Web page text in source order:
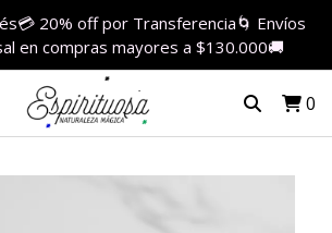
20% off por Transferencia🌀 Envíos
en compras mayores a $130.000🚚
0